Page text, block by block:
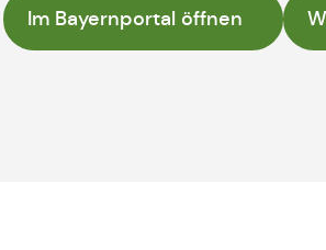
Im Bayernportal öffnen